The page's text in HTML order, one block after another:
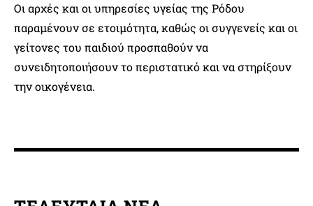
Οι αρχές και οι υπηρεσίες υγείας της Ρόδου
παραμένουν σε ετοιμότητα, καθώς οι συγγενείς και οι
γείτονες του παιδιού προσπαθούν να
συνειδητοποιήσουν το περιστατικό και να στηρίξουν
την οικογένεια.